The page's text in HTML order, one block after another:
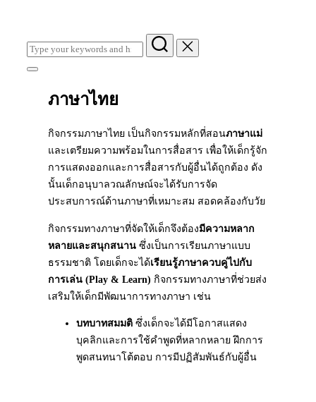
Search
for:
Toggle
navigation
ภาษาไทย
กิจกรรมภาษาไทย เป็นกิจกรรมหลักที่สอนภาษาแม่
และเตรียมความพร้อมในการสื่อสาร เพื่อให้เด็กรู้จัก
การแสดงออกและการสื่อสารกับผู้อื่นได้ถูกต้อง ดัง
นั้นเด็กอนุบาลวณลักษณ์จะได้รับการจัด
ประสบการณ์ด้านภาษาที่เหมาะสม สอดคล้องกับวัย
กิจกรรมทางภาษาที่จัดให้เด็กจึงต้องมีความหลาก
หลายและสนุกสนาน ซึ่งเป็นการเรียนภาษาแบบ
ธรรมชาติ โดยเด็กจะได้เรียนรู้ภาษาควบคู่ไปกับ
การเล่น (Play & Learn) กิจกรรมทางภาษาที่ช่วยส่ง
เสริมให้เด็กมีพัฒนาการทางภาษา เช่น
บทบาทสมมติ ซึ่งเด็กจะได้มีโอกาสแสดง
บุคลิกและการใช้คำพูดที่หลากหลาย ฝึกการ
พูดสนทนาโต้ตอบ การมีปฏิสัมพันธ์กับผู้อื่น